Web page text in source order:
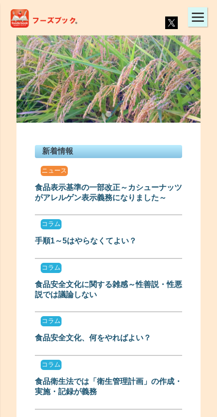
新着情報
ニュース
食品表示基準の一部改正～カシューナッツ
がアレルゲン表示義務になりました～
コラム
手順1～5はやらなくてよい？
コラム
食品安全文化に関する雑感～性善説・性悪
説では議論しない
コラム
食品安全文化、何をやればよい？
コラム
食品衛生法では「衛生管理計画」の作成・
実施・記録が義務